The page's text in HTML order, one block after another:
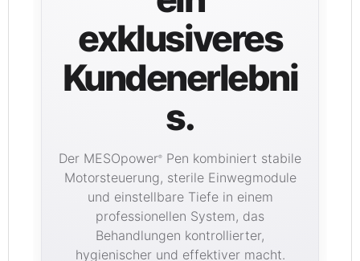
exklusiveres
Kundenerlebni
s.
Der MESOpower®
Pen kombiniert stabile
Motorsteuerung, sterile Einwegmodule
und einstellbare Tiefe in einem
professionellen System, das
Behandlungen kontrollierter,
hygienischer und effektiver macht.